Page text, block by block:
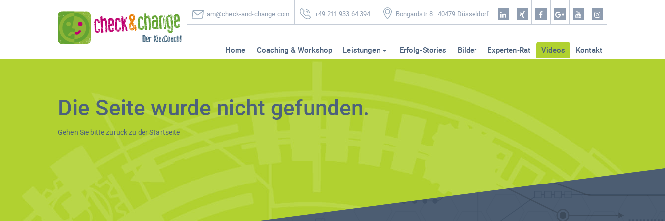
am@check-and-change.com +49 211 933 64 394 Bongardstr. 8 · 40479 Düsseldorf
Home Coaching & Workshop Leistungen Erfolg-Stories Bilder Experten-Rat Videos Kontakt
Die Seite wurde nicht gefunden.
Gehen Sie bitte zurück zu derStartseite
Home
Leistungen
Videos
Kontakt